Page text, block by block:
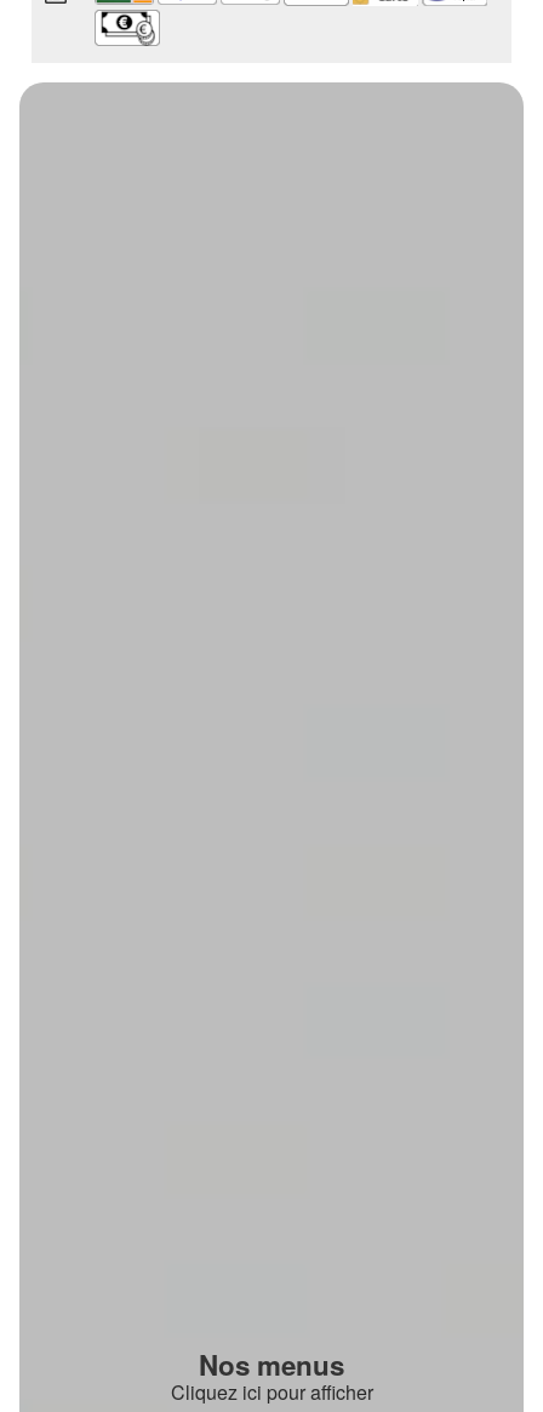
Nos menus
Cliquez ici pour afficher